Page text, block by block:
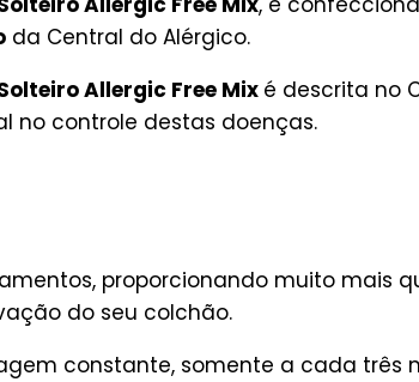
da Central do Alérgico.
Allergic Free Mix é descrita no
no controle destas doenças.
proporcionando muito mais
do seu colchão.
constante, somente a cada três